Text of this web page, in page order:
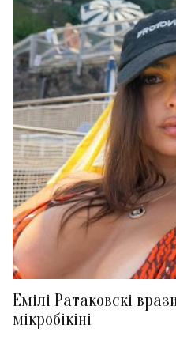
Емілі Ратаковскі
мікробікіні